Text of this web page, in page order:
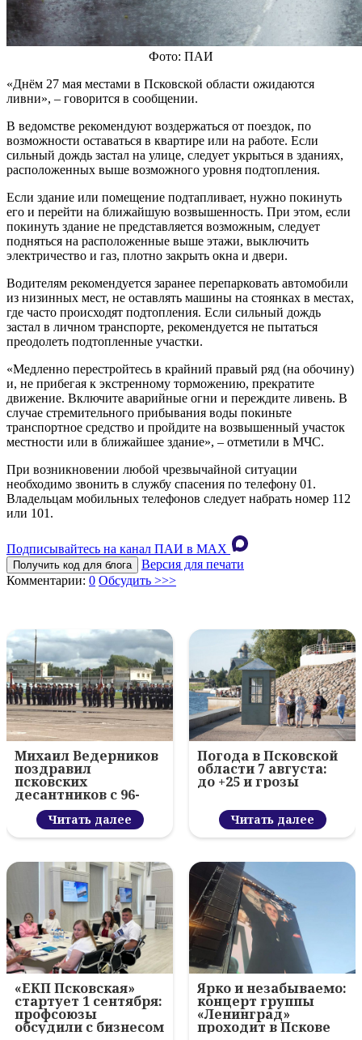
Фото: ПАИ
«Днём 27 мая местами в Псковской области ожидаются
ливни», – говорится в сообщении.
В ведомстве рекомендуют воздержаться от поездок, по
возможности оставаться в квартире или на работе. Если
сильный дождь застал на улице, следует укрыться в зданиях,
расположенных выше возможного уровня подтопления.
Если здание или помещение подтапливает, нужно покинуть
его и перейти на ближайшую возвышенность. При этом, если
покинуть здание не представляется возможным, следует
подняться на расположенные выше этажи, выключить
электричество и газ, плотно закрыть окна и двери.
Водителям рекомендуется заранее перепарковать автомобили
из низинных мест, не оставлять машины на стоянках в местах,
где часто происходят подтопления. Если сильный дождь
застал в личном транспорте, рекомендуется не пытаться
преодолеть подтопленные участки.
«Медленно перестройтесь в крайний правый ряд (на обочину)
и, не прибегая к экстренному торможению, прекратите
движение. Включите аварийные огни и переждите ливень. В
случае стремительного прибывания воды покиньте
транспортное средство и пройдите на возвышенный участок
местности или в ближайшее здание», – отметили в МЧС.
При возникновении любой чрезвычайной ситуации
необходимо звонить в службу спасения по телефону 01.
Владельцам мобильных телефонов следует набрать номер 112
или 101.
Подписывайтесь на канал ПАИ в MAХ
Получить код для блога
Версия для печати
Комментарии: 0 Обсудить >>>
Михаил Ведерников
поздравил
псковских
десантников с 96-
летием ВДВ и
вручил награды
Читать далее
Погода в Псковской
области 7 августа:
до +25 и грозы
Читать далее
«ЕКП Псковская»
стартует 1 сентября:
профсоюзы
обсудили с бизнесом
Ярко и незабываемо:
концерт группы
«Ленинград»
проходит в Пскове